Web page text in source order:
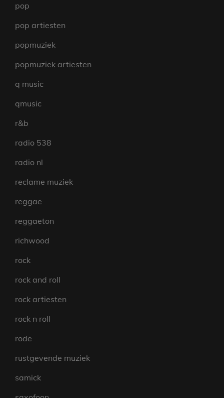
pop
pop artiesten
popmuziek
popmuziek artiesten
q music
qmusic
r&b
radio 538
radio nl
reclame muziek
reggae
reggaeton
richwood
rock
rock and roll
rock artiesten
rock n roll
rode
rustgevende muziek
samick